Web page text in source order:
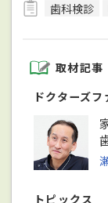
歯科検診
取材記事
ドクターズフ
トピックス